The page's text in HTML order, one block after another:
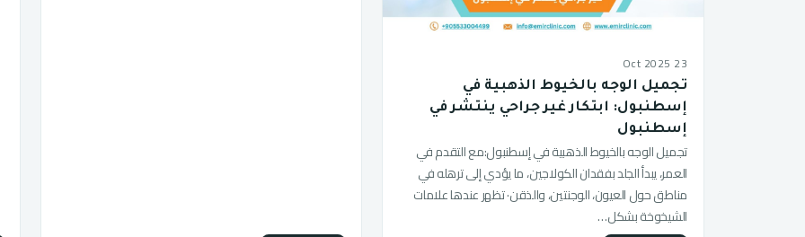
23 Oct 2025
تجميل الوجه بالخيوط الذهبية في
إسطنبول: ابتكار غير جراحي ينتشر في
إسطنبول
تجميل الوجه بالخيوط الذهبية في إسطنبول:مع التقدم في
العمر، يبدأ الجلد بفقدان الكولاجين، ما يؤدي إلى ترهله في
مناطق حول العيون، الوجنتين، والذقن· تظهر عندها علامات
الشيخوخة بشكل…